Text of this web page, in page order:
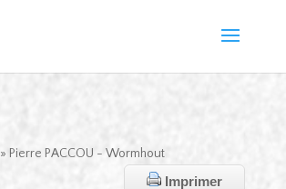
» Pierre PACCOU - Wormhout
Imprimer